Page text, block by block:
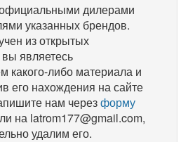
дилерами
указанных брендов.
из открытых
являетесь
какого-либо материала и
его нахождения на сайте
нам черезформу
на latrom177@gmail.com,
удалим его.